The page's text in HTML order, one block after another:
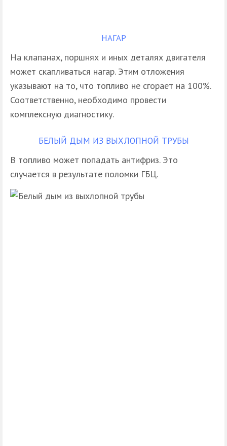
НАГАР
На клапанах, поршнях и иных деталях двигателя
может скапливаться нагар. Этим отложения
указывают на то, что топливо не сгорает на 100%.
Соответственно, необходимо провести
комплексную диагностику.
БЕЛЫЙ ДЫМ ИЗ ВЫХЛОПНОЙ ТРУБЫ
В топливо может попадать антифриз. Это
случается в результате поломки ГБЦ.